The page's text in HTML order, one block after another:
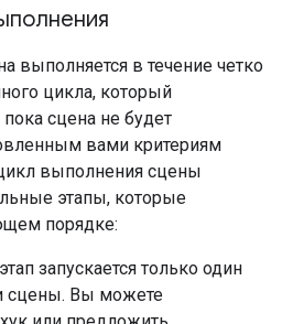
выполняется в течение четко
цикла, который
пока сцена не будет
вами критериям
выполнения сцены
этапы, которые
порядке:
запускается только один
сцены. Вы можете